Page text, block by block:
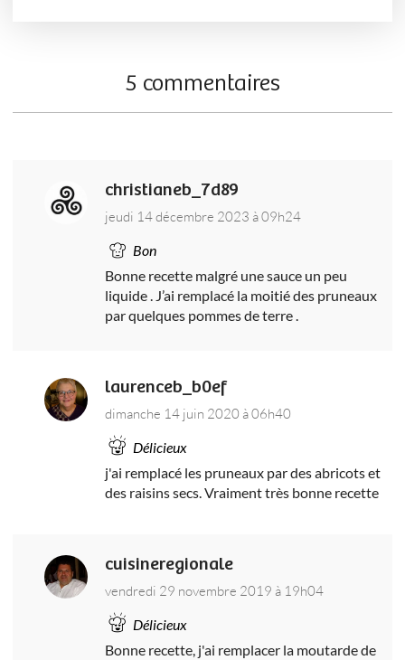
5 commentaires
christianeb_7d89
jeudi 14 décembre 2023 à 09h24
Bon
Bonne recette malgré une sauce un peu
liquide . J’ai remplacé la moitié des pruneaux
par quelques pommes de terre .
laurenceb_b0ef
dimanche 14 juin 2020 à 06h40
Délicieux
j'ai remplacé les pruneaux par des abricots et
des raisins secs. Vraiment très bonne recette
cuisineregionale
vendredi 29 novembre 2019 à 19h04
Délicieux
Bonne recette, j'ai remplacer la moutarde de